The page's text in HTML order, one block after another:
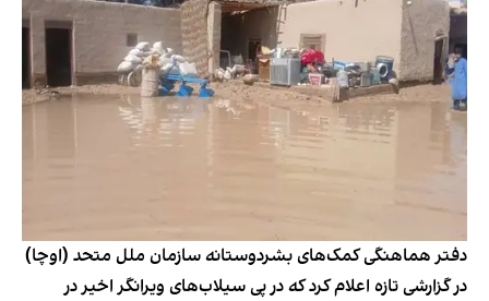
دفتر هماهنگی کمک‌های بشردوستانه سازمان ملل متحد (اوچا)
در گزارشی تازه اعلام کرد که در پی سیلاب‌های ویرانگر اخیر در